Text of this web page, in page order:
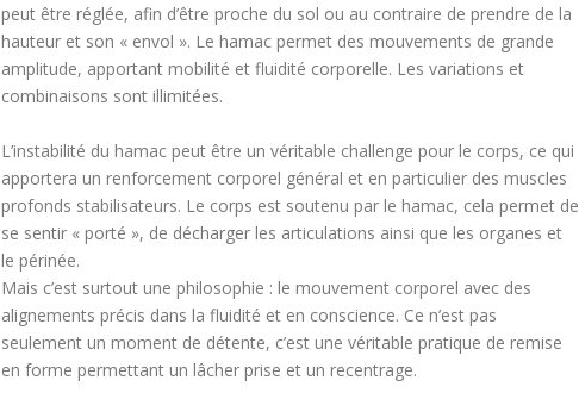
peut être réglée, afin d’être proche du sol ou au contraire de prendre de la
hauteur et son « envol ». Le hamac permet des mouvements de grande
amplitude, apportant mobilité et fluidité corporelle. Les variations et
combinaisons sont illimitées.
L’instabilité du hamac peut être un véritable challenge pour le corps, ce qui
apportera un renforcement corporel général et en particulier des muscles
profonds stabilisateurs. Le corps est soutenu par le hamac, cela permet de
se sentir « porté », de décharger les articulations ainsi que les organes et
le périnée.
Mais c’est surtout une philosophie : le mouvement corporel avec des
alignements précis dans la fluidité et en conscience. Ce n’est pas
seulement un moment de détente, c’est une véritable pratique de remise
en forme permettant un lâcher prise et un recentrage.